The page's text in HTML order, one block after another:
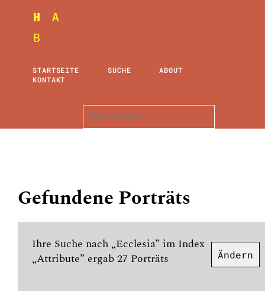
STARTSEITE SUCHE
ABOUT
KONTAKT
Gefundene Porträts
Ihre Suche nach „Ecclesia” im Index
„Attribute” ergab 27 Porträts
Ändern